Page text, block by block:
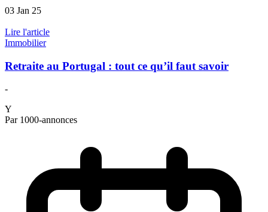
03 Jan 25
Lire l'article
Immobilier
Retraite au Portugal : tout ce qu’il faut savoir
-
Y
Par 1000-annonces